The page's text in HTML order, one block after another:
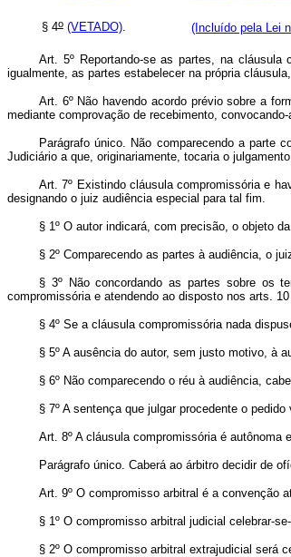
§ 4o (VETADO). (Incluído pela Lei
Art. 5º Reportando-se as partes, na cláusula
igualmente, as partes estabelecer na própria
Art. 6º Não havendo acordo prévio sobre a
mediante comprovação de recebimento,
Parágrafo único. Não comparecendo a parte
Judiciário a que, originariamente, tocaria o
Art. 7º Existindo cláusula compromissória e
designando o juiz audiência especial para tal fim.
§ 1º O autor indicará, com precisão, o objeto
§ 2º Comparecendo as partes à audiência, o
§ 3º Não concordando as partes sobre os
compromissória e atendendo ao disposto nos arts. 10
§ 4º Se a cláusula compromissória nada
§ 5º A ausência do autor, sem justo motivo, à
§ 6º Não comparecendo o réu à audiência,
§ 7º A sentença que julgar procedente o
Art. 8º A cláusula compromissória é
Parágrafo único. Caberá ao árbitro decidir de
Art. 9º O compromisso arbitral é a convenção
§ 1º O compromisso arbitral judicial celebrar-
§ 2º O compromisso arbitral extrajudicial será